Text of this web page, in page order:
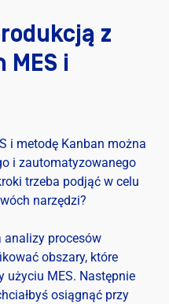
z
i
i metodę Kanban można
i zautomatyzowanego
trzeba podjąć w celu
narzędzi?
analizy procesów
obszary, które
użyciu MES. Następnie
osiągnąć przy